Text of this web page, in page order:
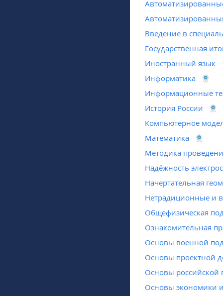
Введение в
Государственная
Иностранный язык
Информатика
Информационные
История России
Компьютерное
Математика
Методика
Надёжность
Начертательная
Нетрадиционные и
Общефизическая
Ознакомительная
Основы военной
Основы проектной
Основы российской
Основы экономики